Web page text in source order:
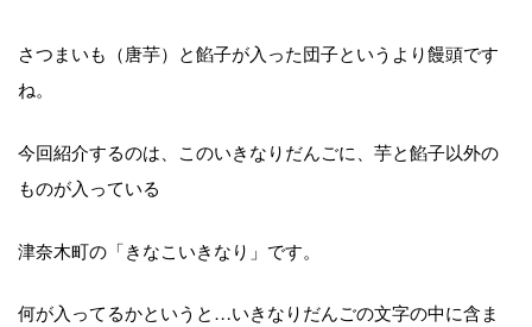
さつまいも（唐芋）と餡子が入った団子というより饅頭です
ね。
今回紹介するのは、このいきなりだんごに、芋と餡子以外の
ものが入っている
津奈木町の「きなこいきなり」です。
何が入ってるかというと…いきなりだんごの文字の中に含ま